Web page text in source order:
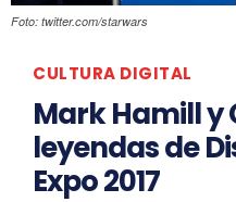
Foto: twitter.com/starwars
CULTURA DIGITAL
Mark Hamill y
leyendas de
Expo 2017